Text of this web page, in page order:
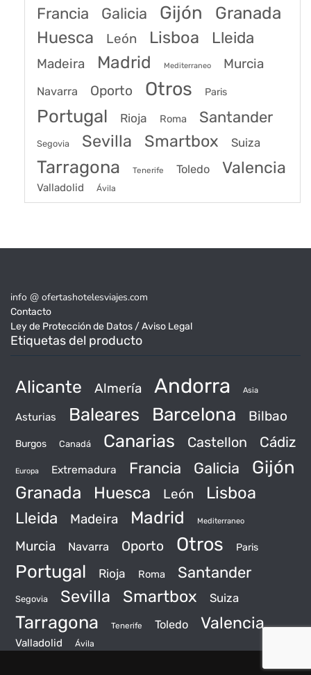
Francia Galicia Gijón Granada
Huesca León Lisboa Lleida
Madeira Madrid Mediterraneo Murcia
Navarra Oporto Otros Paris
Portugal Rioja Roma Santander
Segovia Sevilla Smartbox Suiza
Tarragona Tenerife Toledo Valencia
Valladolid Ávila
info @ ofertashotelesviajes.com
Contacto
Ley de Protección de Datos / Aviso Legal
Etiquetas del producto
Alicante Almería Andorra Asia
Asturias Baleares Barcelona Bilbao
Burgos Canadá Canarias Castellon Cádiz
Europa Extremadura Francia Galicia Gijón
Granada Huesca León Lisboa
Lleida Madeira Madrid Mediterraneo
Murcia Navarra Oporto Otros Paris
Portugal Rioja Roma Santander
Segovia Sevilla Smartbox Suiza
Tarragona Tenerife Toledo Valencia
Valladolid Ávila